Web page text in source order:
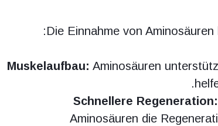
Die Einnahme von
Muskelaufbau: Aminosäuren
Schnellere Regeneration:
Aminosäuren die